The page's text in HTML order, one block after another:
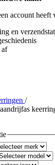
account heeft
en
af
/